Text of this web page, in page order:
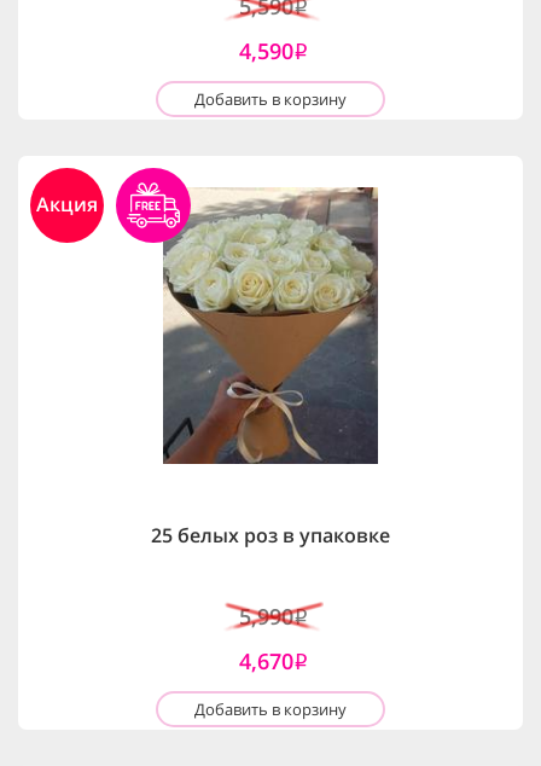
5,590i
4,590i
Добавить в корзину
Акция
25 белых роз в упаковке
5,990i
4,670i
Добавить в корзину